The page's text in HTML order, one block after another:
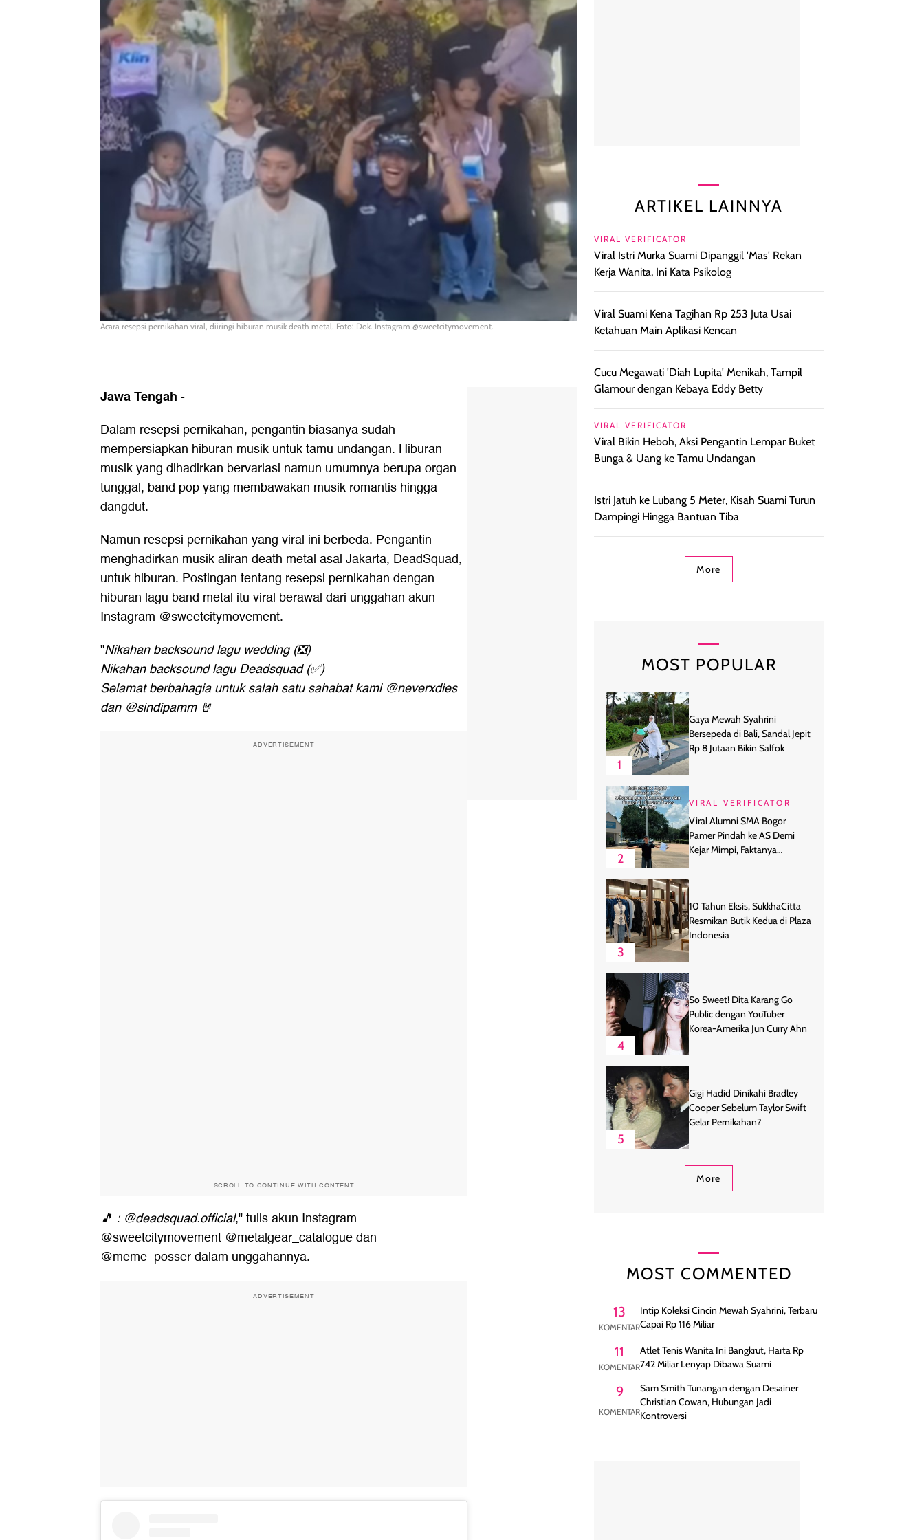
Acara resepsi pernikahan viral, diiringi hiburan musik death metal. Foto: Dok. Instagram @sweetcitymovement.
Jawa Tengah -
Dalam resepsi pernikahan, pengantin biasanya sudah
mempersiapkan hiburan musik untuk tamu undangan. Hiburan
musik yang dihadirkan bervariasi namun umumnya berupa organ
tunggal, band pop yang membawakan musik romantis hingga
dangdut.
Namun resepsi pernikahan yang viral ini berbeda. Pengantin
menghadirkan musik aliran death metal asal Jakarta, DeadSquad,
untuk hiburan. Postingan tentang resepsi pernikahan dengan
hiburan lagu band metal itu viral berawal dari unggahan akun
Instagram @sweetcitymovement.
"Nikahan backsound lagu wedding (❎)
Nikahan backsound lagu Deadsquad (✅)
Selamat berbahagia untuk salah satu sahabat kami @neverxdies
dan @sindipamm 🤘
ADVERTISEMENT
SCROLL TO CONTINUE WITH CONTENT
🎵 : @deadsquad.official," tulis akun Instagram
@sweetcitymovement @metalgear_catalogue dan
@meme_posser dalam unggahannya.
ADVERTISEMENT
ARTIKEL LAINNYA
VIRAL VERIFICATOR
Viral Istri Murka Suami Dipanggil 'Mas' Rekan
Kerja Wanita, Ini Kata Psikolog
Viral Suami Kena Tagihan Rp 253 Juta Usai
Ketahuan Main Aplikasi Kencan
Cucu Megawati 'Diah Lupita' Menikah, Tampil
Glamour dengan Kebaya Eddy Betty
VIRAL VERIFICATOR
Viral Bikin Heboh, Aksi Pengantin Lempar Buket
Bunga & Uang ke Tamu Undangan
Istri Jatuh ke Lubang 5 Meter, Kisah Suami Turun
Dampingi Hingga Bantuan Tiba
More
MOST POPULAR
1
Gaya Mewah Syahrini
Bersepeda di Bali, Sandal Jepit
Rp 8 Jutaan Bikin Salfok
2
VIRAL VERIFICATOR
Viral Alumni SMA Bogor
Pamer Pindah ke AS Demi
Kejar Mimpi, Faktanya
3
10 Tahun Eksis, SukkhaCitta
Resmikan Butik Kedua di Plaza
Indonesia
4
So Sweet! Dita Karang Go
Public dengan YouTuber
Korea-Amerika Jun Curry Ahn
5
Gigi Hadid Dinikahi Bradley
Cooper Sebelum Taylor Swift
Gelar Pernikahan?
More
MOST COMMENTED
13
KOMENTAR
Intip Koleksi Cincin Mewah Syahrini, Terbaru
Capai Rp 116 Miliar
11
KOMENTAR
Atlet Tenis Wanita Ini Bangkrut, Harta Rp
742 Miliar Lenyap Dibawa Suami
9
KOMENTAR
Sam Smith Tunangan dengan Desainer
Christian Cowan, Hubungan Jadi
Kontroversi